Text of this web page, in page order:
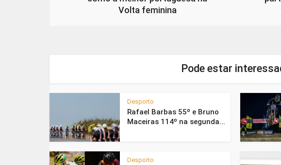
Volta feminina
Pode estar
Desporto
Rafael Barbas 55º e Bruno
Maceiras 114º na segunda...
Desporto